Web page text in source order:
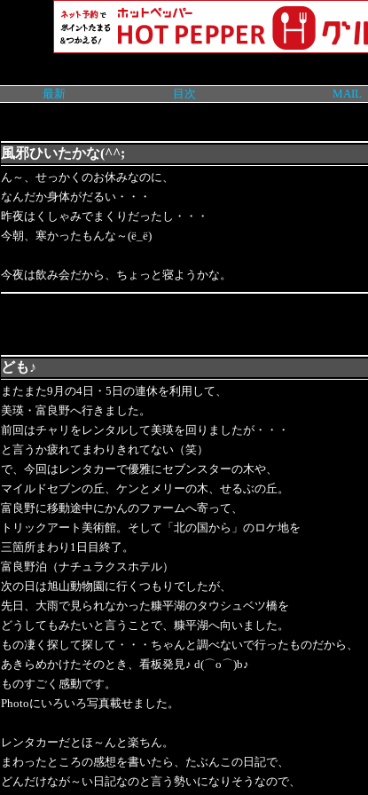
最新 目次 MAIL
風邪ひいたかな(^^;
ん～、せっかくのお休みなのに、
なんだか身体がだるい・・・
昨夜はくしゃみでまくりだったし・・・
今朝、寒かったもんな～(ё_ё)
今夜は飲み会だから、ちょっと寝ようかな。
ども♪
またまた9月の4日・5日の連休を利用して、
美瑛・富良野へ行きました。
前回はチャリをレンタルして美瑛を回りましたが・・・
と言うか疲れてまわりきれてない（笑）
で、今回はレンタカーで優雅にセブンスターの木や、
マイルドセブンの丘、ケンとメリーの木、せるぶの丘。
富良野に移動途中にかんのファームへ寄って、
トリックアート美術館。そして「北の国から」のロケ地を
三箇所まわり1日目終了。
富良野泊（ナチュラクスホテル）
次の日は旭山動物園に行くつもりでしたが、
先日、大雨で見られなかった糠平湖のタウシュベツ橋を
どうしてもみたいと言うことで、糠平湖へ向いました。
もの凄く探して探して・・・ちゃんと調べないで行ったものだから、
あきらめかけたそのとき、看板発見♪ d(⌒o⌒)b♪
ものすごく感動です。
Photoにいろいろ写真載せました。
レンタカーだとほ～んと楽ちん。
まわったところの感想を書いたら、たぶんこの日記で、
どんだけなが～い日記なのと言う勢いになりそうなので、